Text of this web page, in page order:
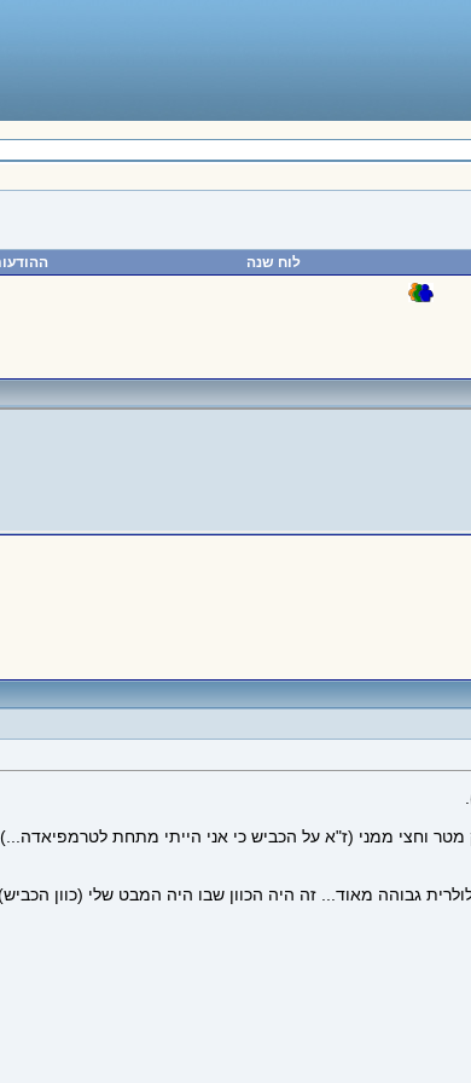
לוח שנה
וחצי ממני (ז"א על הכביש כי אני הייתי מתחת לטרמפיאדה...).
שנאים גבוה, לידו עץ גבוה, ו- 20 מטר לכוון אחר אנטה סלולרית גבוהה מאוד... זה היה הכוון שבו